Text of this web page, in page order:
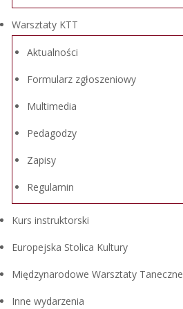
Warsztaty KTT
Aktualności
Formularz zgłoszeniowy
Multimedia
Pedagodzy
Zapisy
Regulamin
Kurs instruktorski
Europejska Stolica Kultury
Międzynarodowe Warsztaty Taneczne
Inne wydarzenia